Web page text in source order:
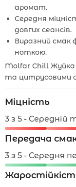
аромат.
Середня
довгих сеансів.
Виразний смак
ноткою.
Molfar Chill Жуйка
та цитрусовими
Міцність
3 з 5 -
Передача
3 з 5 - Середня